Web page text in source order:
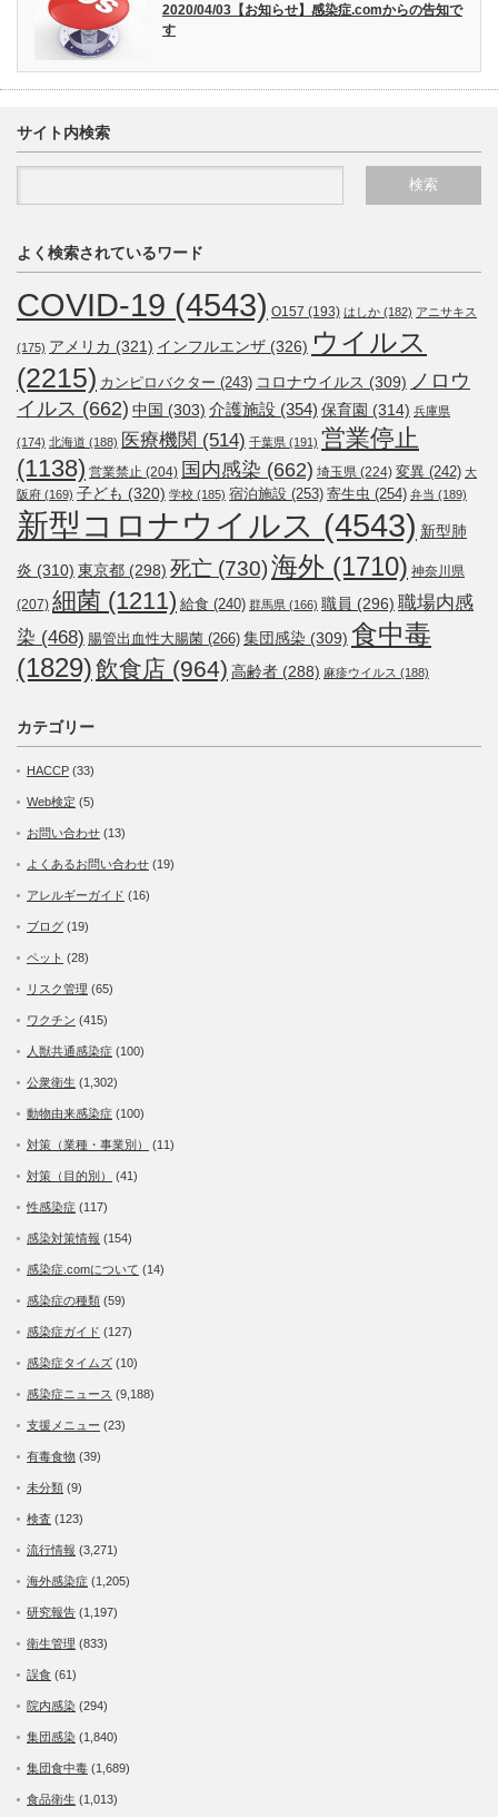
2020/04/03【お知らせ】感染症.comからの告知で
す
サイト内検索
よく検索されているワード
COVID-19 (4543) O157 (193) はしか (182) アニサキス
(175) アメリカ (321) インフルエンザ (326) ウイルス
(2215) カンピロバクター (243) コロナウイルス (309) ノロウ
イルス (662) 中国 (303) 介護施設 (354) 保育園 (314) 兵庫県
(174) 北海道 (188) 医療機関 (514) 千葉県 (191) 営業停止
(1138) 営業禁止 (204) 国内感染 (662) 埼玉県 (224) 変異 (242) 大
阪府 (169) 子ども (320) 学校 (185) 宿泊施設 (253) 寄生虫 (254) 弁当 (189)
新型コロナウイルス (4543) 新型肺
炎 (310) 東京都 (298) 死亡 (730)海外 (1710) 神奈川県
(207) 細菌 (1211) 給食 (240) 群馬県 (166) 職員 (296) 職場内感
染 (468) 腸管出血性大腸菌 (266) 集団感染 (309) 食中毒
(1829)飲食店 (964) 高齢者 (288) 麻疹ウイルス (188)
カテゴリー
HACCP (33)
Web検定 (5)
お問い合わせ (13)
よくあるお問い合わせ (19)
アレルギーガイド (16)
ブログ (19)
ペット (28)
リスク管理 (65)
ワクチン (415)
人獣共通感染症 (100)
公衆衛生 (1,302)
動物由来感染症 (100)
対策（業種・事業別） (11)
対策（目的別） (41)
性感染症 (117)
感染対策情報 (154)
感染症.comについて (14)
感染症の種類 (59)
感染症ガイド (127)
感染症タイムズ (10)
感染症ニュース (9,188)
支援メニュー (23)
有毒食物 (39)
未分類 (9)
検査 (123)
流行情報 (3,271)
海外感染症 (1,205)
研究報告 (1,197)
衛生管理 (833)
誤食 (61)
院内感染 (294)
集団感染 (1,840)
集団食中毒 (1,689)
食品衛生 (1,013)